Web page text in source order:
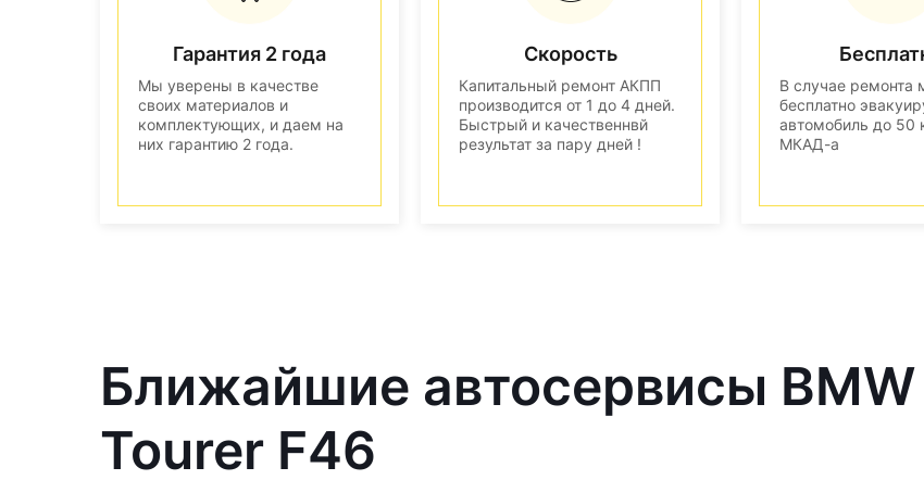
Гарантия 2 года
Мы уверены в качестве
своих материалов и
комплектующих, и даем на
них гарантию 2 года.
Скорость
Капитальный ремонт АКПП
производится от 1 до 4 дней.
Быстрый и качественнвй
результат за пару дней !
В случае ремонта
бесплатно
автомобиль до 50
МКАД-а
Ближайшие автосервисы BMW
Tourer F46